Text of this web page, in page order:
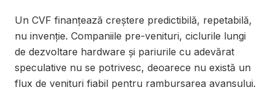
Un CVF finanțează creștere predictibilă, repetabilă,
nu invenție. Companiile pre-venituri, ciclurile lungi
de dezvoltare hardware și pariurile cu adevărat
speculative nu se potrivesc, deoarece nu există un
flux de venituri fiabil pentru rambursarea avansului.